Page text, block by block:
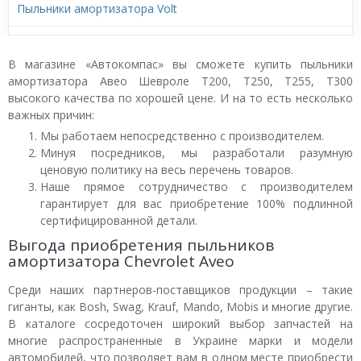
Пыльники амортизатора Volt
В магазине «Автокомпас» вы сможете купить пыльники
амортизатора Авео Шевроле T200, T250, T255, T300
высокого качества по хорошей цене. И на то есть несколько
важных причин:
Мы работаем непосредственно с производителем.
Минуя посредников, мы разработали разумную
ценовую политику на весь перечень товаров.
Наше прямое сотрудничество с производителем
гарантирует для вас приобретение 100% подлинной
сертифицированной детали.
Выгода приобретения пыльников
амортизатора Chevrolet Aveo
Среди наших партнеров-поставщиков продукции – такие
гиганты, как Bosh, Swag, Krauf, Mando, Mobis и многие другие.
В каталоге сосредоточен широкий выбор запчастей на
многие распространенные в Украине марки и модели
автомобилей, что позволяет вам в одном месте приобрести